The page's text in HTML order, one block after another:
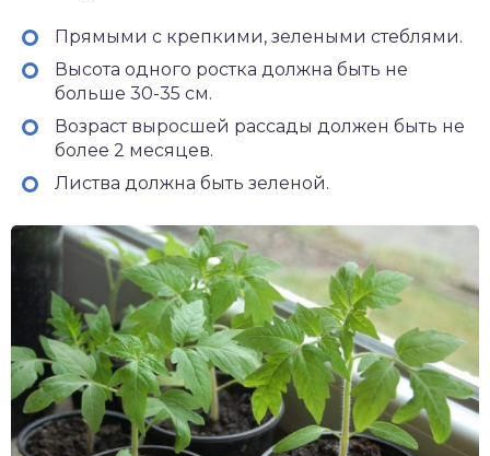
Прямыми с крепкими, зелеными стеблями.
Высота одного ростка должна быть не
больше 30-35 см.
Возраст выросшей рассады должен быть не
более 2 месяцев.
Листва должна быть зеленой.